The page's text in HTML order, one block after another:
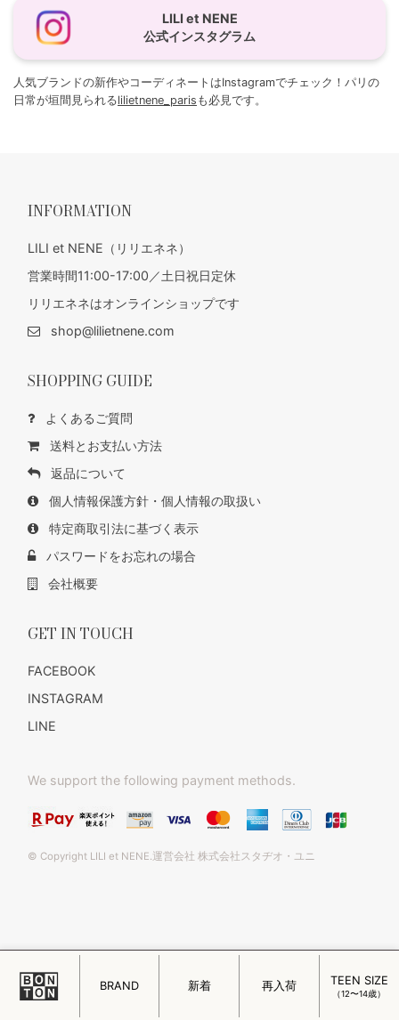
LILI et NENE
公式インスタグラム
人気ブランドの新作やコーディネートはInstagramでチェック！パリの
日常が垣間見られるlilietnene_paris も必見です。
BRAND 新着 再入荷 TEEN SIZE
（12〜14歳）
INFORMATION
LILI et NENE（リリエネネ）
営業時間11:00-17:00／土日祝日定休
リリエネネはオンラインショップです
shop@lilietnene.com
SHOPPING GUIDE
よくあるご質問
送料とお支払い方法
返品について
個人情報保護方針・個人情報の取扱い
特定商取引法に基づく表示
パスワードをお忘れの場合
会社概要
GET IN TOUCH
FACEBOOK
INSTAGRAM
LINE
We support the following payment methods.
© Copyright LILI et NENE.運営会社 株式会社スタヂオ・ユニ
このページをPC用に切り替え